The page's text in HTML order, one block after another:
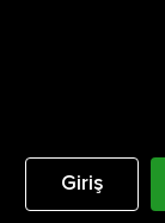
Giriş